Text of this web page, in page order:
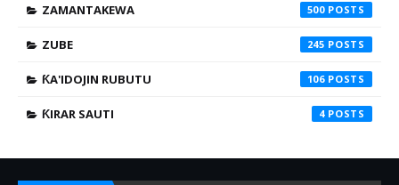
ZAMANTAKEWA 500
ZUBE 245
ƘA'IDOJIN RUBUTU 106
ƘIRAR SAUTI 4